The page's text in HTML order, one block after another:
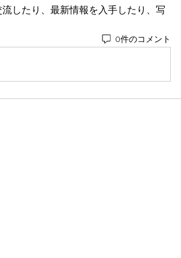
したり、最新情報を入手したり、写
0件のコメント